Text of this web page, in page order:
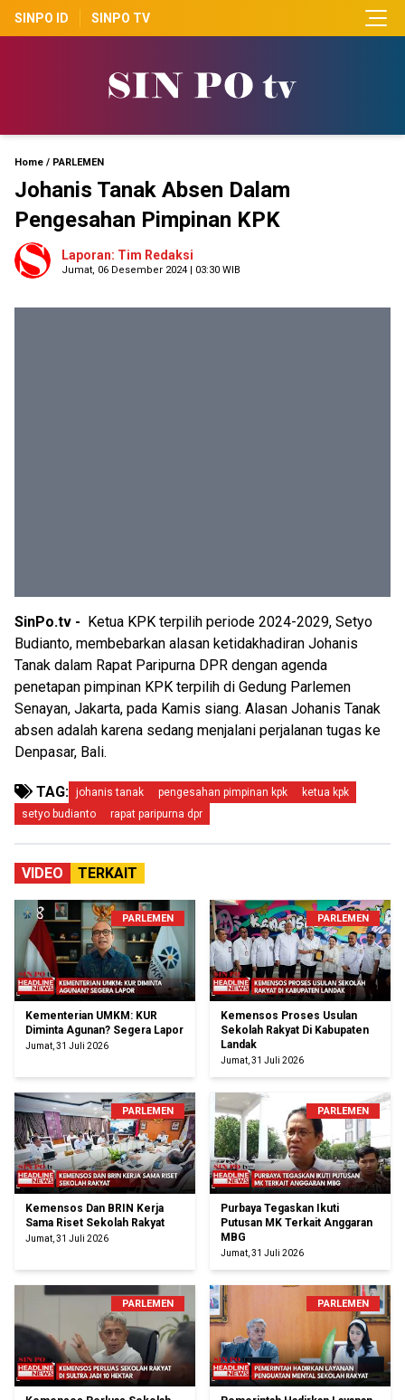
SINPO ID SINPO TV
Home / PARLEMEN
Johanis Tanak Absen Dalam
Pengesahan Pimpinan KPK
Laporan: Tim Redaksi
Jumat, 06 Desember 2024 | 03:30 WIB
SinPo.tv -
Ketua KPK terpilih periode 2024-2029, Setyo
Budianto, membebarkan alasan ketidakhadiran Johanis
Tanak dalam Rapat Paripurna DPR dengan agenda
penetapan pimpinan KPK terpilih di Gedung Parlemen
Senayan, Jakarta, pada Kamis siang. Alasan Johanis Tanak
absen adalah karena sedang menjalani perjalanan tugas ke
Denpasar, Bali.
TAG: johanis tanak pengesahan pimpinan kpk
ketua kpk
setyo budianto
rapat paripurna dpr
VIDEO TERKAIT
PARLEMEN
Kementerian UMKM: KUR
Diminta Agunan? Segera Lapor
Jumat, 31 Juli 2026
PARLEMEN
Kemensos Proses Usulan
Sekolah Rakyat Di Kabupaten
Landak
Jumat, 31 Juli 2026
PARLEMEN
Kemensos Dan BRIN Kerja
Sama Riset Sekolah Rakyat
Jumat, 31 Juli 2026
PARLEMEN
Purbaya Tegaskan Ikuti
Putusan MK Terkait Anggaran
MBG
Jumat, 31 Juli 2026
PARLEMEN PARLEMEN